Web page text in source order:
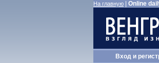
На главную Online
Входи